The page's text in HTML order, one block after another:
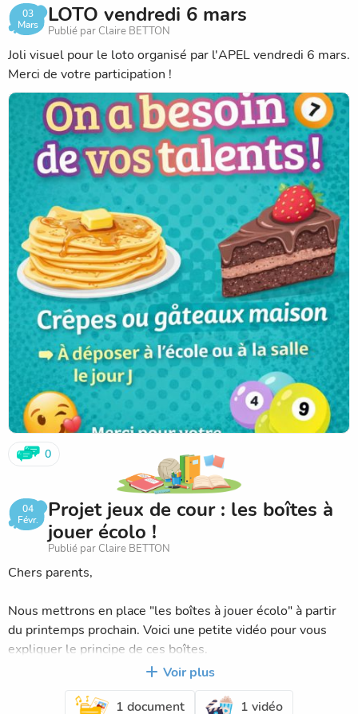
Ces changements ont été votés en conseil d'établissement
cette année.
03
Mars
LOTO vendredi 6 mars
Publié par Claire BETTON
Joli visuel pour le loto organisé par l'APEL vendredi 6 mars.
Merci de votre participation !
0
04
Févr.
Projet jeux de cour : les boîtes à
jouer écolo !
Publié par Claire BETTON
Chers parents,
Nous mettrons en place "les boîtes à jouer écolo" à partir
du printemps prochain. Voici une petite vidéo pour vous
expliquer le principe de ces boîtes.
Les objectifs sont nombreux : développer la créativité
naturelle des enfants, apprentissage par le jeu
Voir plus
1 document
1 vidéo